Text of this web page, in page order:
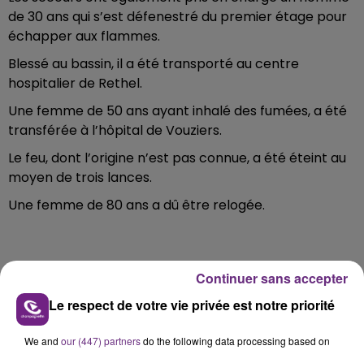
de 30 ans qui s’est défenestré du premier étage pour
échapper aux flammes.
Blessé au bassin, il a été transporté au centre
hospitalier de Rethel.
Une femme de 50 ans ayant inhalé des fumées, a été
transférée à l’hôpital de Vouziers.
Le feu, dont l’origine n’est pas connue, a été éteint au
moyen de trois lances.
Une femme de 80 ans a dû être relogée.
Le respect de votre vie privée est notre priorité
We and our (447) partnersdo the following data processing based on
Continuer sans accepter